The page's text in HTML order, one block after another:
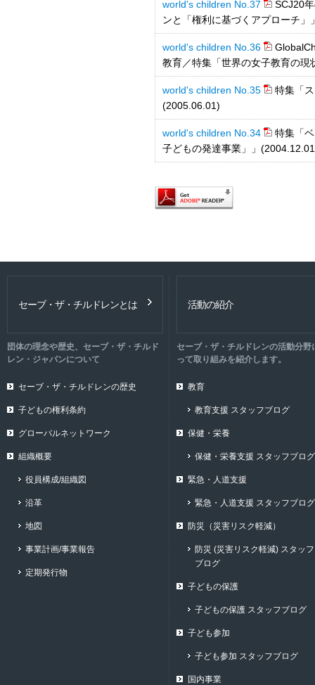
world's children No.37
SCJ20
ンと「権利に基づくアプローチ」
world's children No.36
教育／特集「世界の女子教育の現
world's children No.35
特集「
(2005.06.01)
world's children No.34
特集「
子どもの発達事業」」
セーブ・ザ・チルドレンとは
団体の理念や歴史、セーブ・ザ・チルド
レン・ジャパンについて
セーブ・ザ・チルドレンの歴史
子どもの権利条約
グローバルネットワーク
組織概要
役員構成/組織図
沿革
地図
事業計画/事業報告
定期発行物
活動の紹介
セーブ・ザ・チルドレンの活動分野
って取り組みを紹介します。
教育
教育支援 スタッフブログ
保健・栄養
保健・栄養支援 スタッフブログ
緊急・人道支援
緊急・人道支援 スタッフブログ
防災（災害リスク軽減）
防災 (災害リスク軽減) スタッフ
ブログ
子どもの保護
子どもの保護 スタッフブログ
子ども参加
子ども参加 スタッフブログ
国内事業